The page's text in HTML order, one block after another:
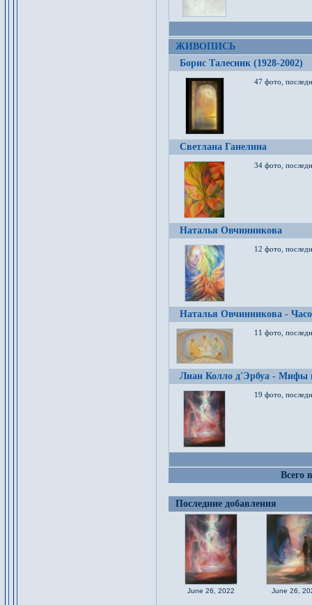
ЖИВОПИСЬ
Борис Талесник (1928-2002)
47 фото,
Светлана Ганелина
34 фото,
Наталья Овчинникова
12 фото,
Наталья Овчинникова -
11 фото,
Лиан Колло д'Эрбуа - Мифы
19 фото,
Всего
Последние добавления
June 26, 2022 June 26,